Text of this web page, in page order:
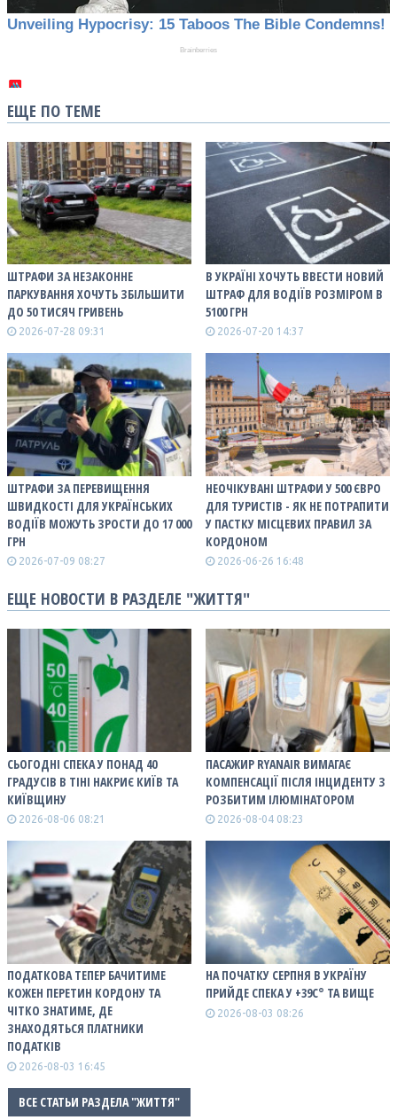
ЕЩЕ ПО ТЕМЕ
ШТРАФИ ЗА НЕЗАКОННЕ
ПАРКУВАННЯ ХОЧУТЬ ЗБІЛЬШИТИ
ДО 50 ТИСЯЧ ГРИВЕНЬ
2026-07-28 09:31
В УКРАЇНІ ХОЧУТЬ ВВЕСТИ НОВИЙ
ШТРАФ ДЛЯ ВОДІЇВ РОЗМІРОМ В
5100 ГРН
2026-07-20 14:37
ШТРАФИ ЗА ПЕРЕВИЩЕННЯ
ШВИДКОСТІ ДЛЯ УКРАЇНСЬКИХ
ВОДІЇВ МОЖУТЬ ЗРОСТИ ДО 17 000
ГРН
2026-07-09 08:27
НЕОЧІКУВАНІ ШТРАФИ У 500 ЄВРО
ДЛЯ ТУРИСТІВ - ЯК НЕ ПОТРАПИТИ
У ПАСТКУ МІСЦЕВИХ ПРАВИЛ ЗА
КОРДОНОМ
2026-06-26 16:48
ЕЩЕ НОВОСТИ В РАЗДЕЛЕ "ЖИТТЯ"
СЬОГОДНІ СПЕКА У ПОНАД 40
ГРАДУСІВ В ТІНІ НАКРИЄ КИЇВ ТА
КИЇВЩИНУ
2026-08-06 08:21
ПАСАЖИР RYANAIR ВИМАГАЄ
КОМПЕНСАЦІЇ ПІСЛЯ ІНЦИДЕНТУ З
РОЗБИТИМ ІЛЮМІНАТОРОМ
2026-08-04 08:23
ПОДАТКОВА ТЕПЕР БАЧИТИМЕ
КОЖЕН ПЕРЕТИН КОРДОНУ ТА
ЧІТКО ЗНАТИМЕ, ДЕ
ЗНАХОДЯТЬСЯ ПЛАТНИКИ
ПОДАТКІВ
2026-08-03 16:45
НА ПОЧАТКУ СЕРПНЯ В УКРАЇНУ
ПРИЙДЕ СПЕКА У +39С° ТА ВИЩЕ
2026-08-03 08:26
ВСЕ СТАТЬИ РАЗДЕЛА "ЖИТТЯ"